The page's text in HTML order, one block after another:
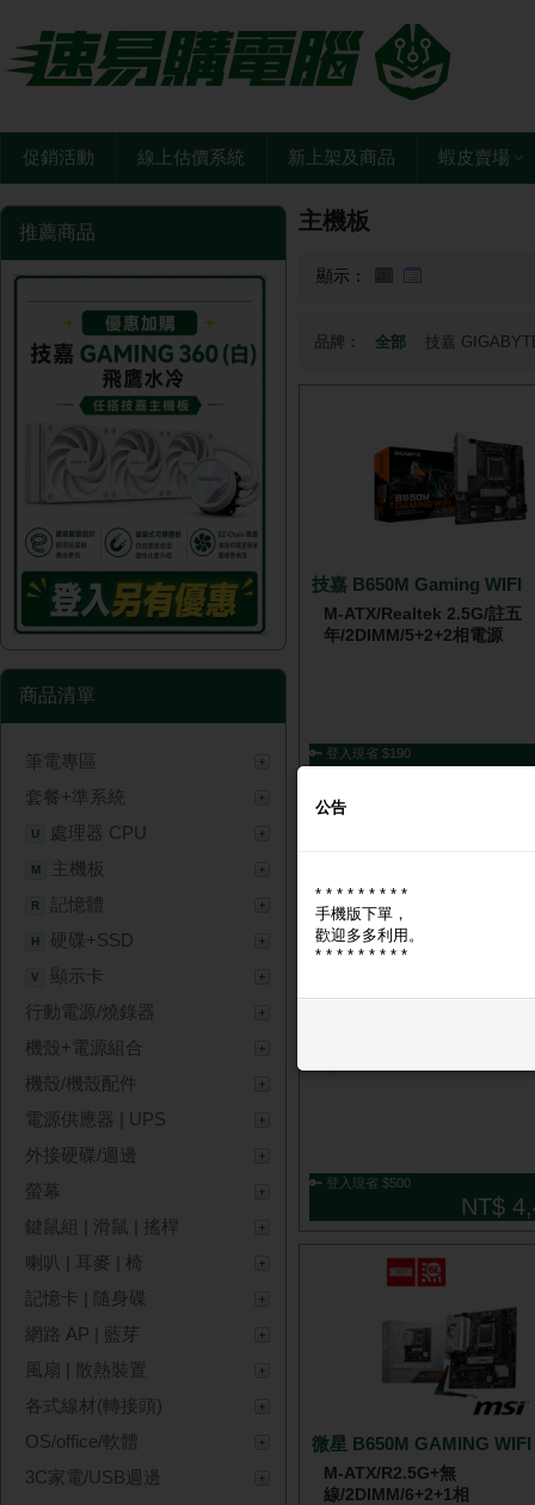
促銷活動 線上估價系統 新上架及商品 蝦皮賣場
推薦商品
商品清單
筆電專區
套餐+準系統
U 處理器 CPU
M 主機板
R 記憶體
H 硬碟+SSD
V
顯示卡
行動電源/燒錄器
機殼+電源組合
機殼/機殼配件
電源供應器 | UPS
外接硬碟/週邊
螢幕
鍵鼠組 | 滑鼠 | 搖桿
喇叭 | 耳麥 | 椅
記憶卡 | 隨身碟
網路 AP | 藍芽
風扇 | 散熱裝置
各式線材(轉接頭)
OS/office/軟體
3C家電/USB週邊
主機板
顯示：
品牌： 全部 技嘉
技嘉 B650M Gaming WIFI
M-ATX/Realtek 2.5G/註五
年/2DIMM/5+2+2相電源
🔑 登入現省 $190
🔑 登入現省 $500
NT$
微星 B650M GAMING WIFI
M-ATX/R2.5G+無
線/2DIMM/6+2+1相
公告
* * * * * * * * *
手機版下單，
歡迎多多利用。
* * * * * * * * *